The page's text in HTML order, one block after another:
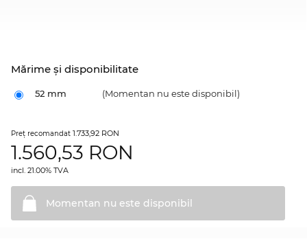
Mărime şi disponibilitate
52 mm (Momentan nu este disponibil)
Preţ recomandat 1.733,92 RON
1.560,53 RON
incl. 21.00% TVA
Momentan nu este disponibil